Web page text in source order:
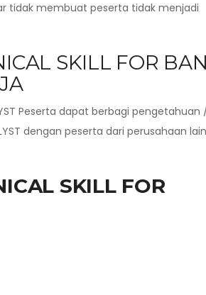
tidak membuat peserta tidak menjadi
SKILL FOR
Peserta dapat berbagi pengetahuan
dengan peserta dari perusahaan lain
SKILL FOR